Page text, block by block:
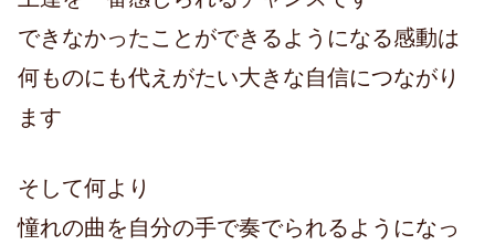
できなかったことができるようになる感動は
何ものにも代えがたい大きな自信につながり
ます
そして何より
憧れの曲を自分の手で奏でられるようになっ